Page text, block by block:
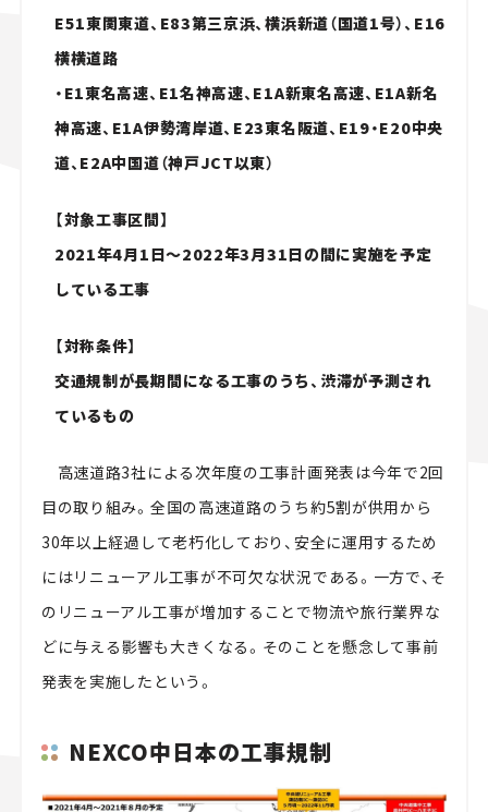
E51東関東道、E83第三京浜、横浜新道（国道1号）、E16
横横道路
・E1東名高速、E1名神高速、E1A新東名高速、E1A新名
神高速、E1A伊勢湾岸道、E23東名阪道、E19・E20中央
道、E2A中国道（神戸JCT以東）
【対象工事区間】
2021年4月1日～2022年3月31日の間に実施を予定
している工事
【対称条件】
交通規制が長期間になる工事のうち、渋滞が予測され
ているもの
高速道路3社による次年度の工事計画発表は今年で2回
目の取り組み。全国の高速道路のうち約5割が供用から
30年以上経過して老朽化しており、安全に運用するため
にはリニューアル工事が不可欠な状況である。一方で、そ
のリニューアル工事が増加することで物流や旅行業界な
どに与える影響も大きくなる。そのことを懸念して事前
発表を実施したという。
NEXCO中日本の工事規制